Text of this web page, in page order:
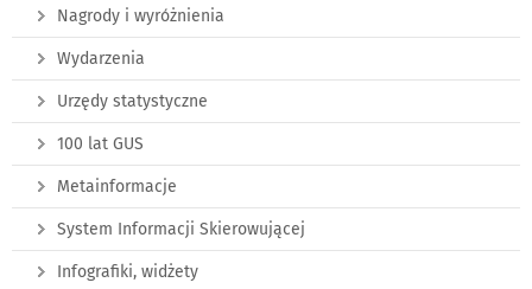
Nagrody i wyróżnienia
Wydarzenia
Urzędy statystyczne
100 lat GUS
Metainformacje
System Informacji Skierowującej
Infografiki, widżety